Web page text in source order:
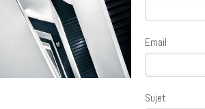
Email
Sujet